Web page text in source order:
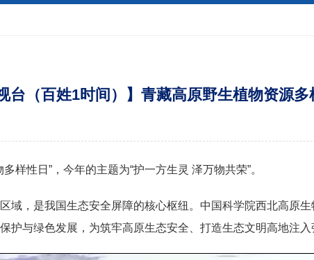
台（百姓1时间）】青藏高原野生植物资源
样性日”，今年的主题为“护一方生灵 泽万物共荣”。
域，是我国生态安全屏障的核心枢纽。中国科学院西北高原
护与绿色发展，为筑牢高原生态安全、打造生态文明高地注入